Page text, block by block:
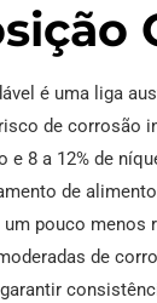
é uma liga
de corrosão
e 8 a 12% de
de
pouco
de